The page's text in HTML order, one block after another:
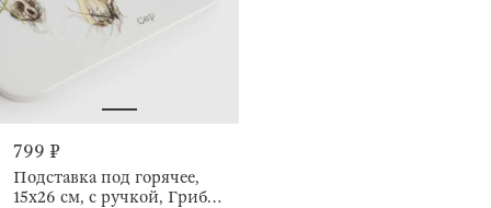
799 ₽
Подставка под горячее,
15х26 см, с ручкой, Грибы,